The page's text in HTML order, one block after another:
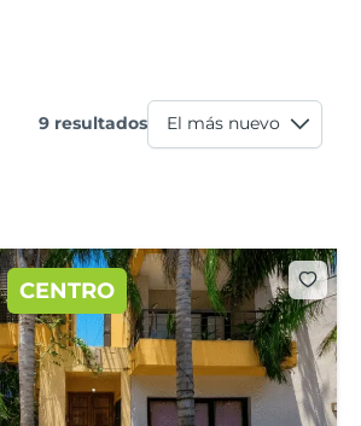
9 resultados
CENTRO